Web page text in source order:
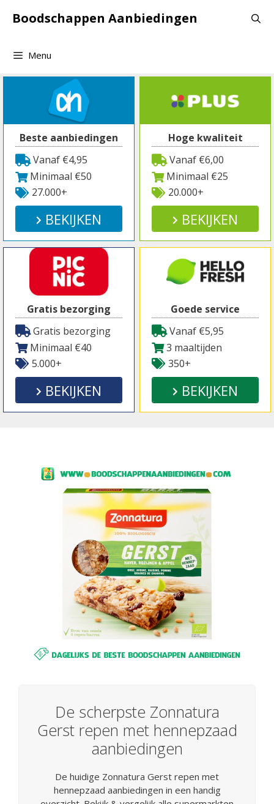
naarBoodschappen Aanbiedingen
Menu
Beste aanbiedingen
Vanaf €4,95
Minimaal €50
27.000+
BEKIJKEN
Hoge kwaliteit
Vanaf €6,00
Minimaal €25
20.000+
BEKIJKEN
Gratis bezorging
Gratis bezorging
Minimaal €40
5.000+
BEKIJKEN
Goede service
Vanaf €5,95
3 maaltijden
350+
BEKIJKEN
De scherpste Zonnatura
Gerst repen met hennepzaad
aanbiedingen
De huidige Zonnatura Gerst repen met
hennepzaad aanbiedingen in een handig